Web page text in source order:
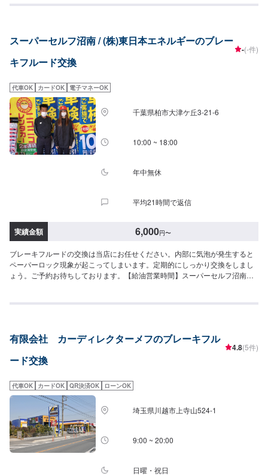
術で満足な仕上がりを常にご提供できるよう研鑽努力し、安心運転のための
幅広く支えてまいります。オイル交換や車検、タイヤ交換などの基本的な車
のメンテナンスも承っておりますのでお困りの際はお気軽にご相談くださ
い！
スーパーセルフ沼南 / (株)東日本エネルギーのブレー
キフルード交換
-(-件)
代車OK カードOK 電子マネーOK
千葉県柏市大津ケ丘3-21-6
10:00 ~ 18:00
年中無休
平均21時間で返信
実績金額 6,000円〜
ブレーキフルードの交換は当店にお任せください。内部に気泡が発生すると
ペーパーロック現象が起こってしまいます。定期的にしっかり交換をしまし
ょう。ご予約お待ちしております。【給油営業時間】スーパーセルフ沼南は
有限会社 カーディレクターメフのブレーキフル
ード交換
4.8(5件)
代車OK カードOK QR決済OK ローンOK
埼玉県川越市上寺山524-1
9:00 ~ 20:00
日曜・祝日